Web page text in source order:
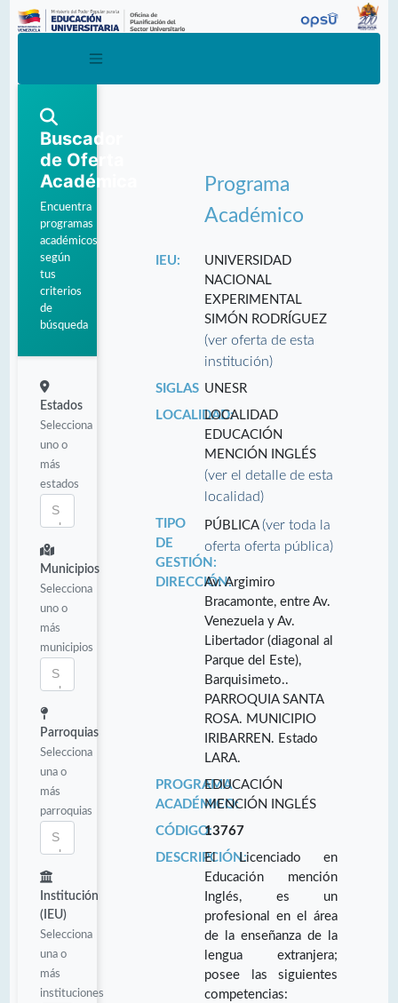
Buscador
de Oferta
Académica
Encuentra
programas
académicos
según
tus
criterios
de
búsqueda
Estados
Selecciona
uno o
más
estados
Municipios
Selecciona
uno o
más
municipios
Parroquias
Selecciona
una o
más
parroquias
Institución
(IEU)
Selecciona
una o
más
instituciones
Programa
Académico
IEU:
UNIVERSIDAD
NACIONAL
EXPERIMENTAL
SIMÓN RODRÍGUEZ
(ver oferta de esta
institución)
SIGLAS UNESR
LOCALIDAD:LOCALIDAD
EDUCACIÓN
MENCIÓN INGLÉS
(ver el detalle de esta
localidad)
TIPO
DE
GESTIÓN:
PÚBLICA(ver toda la
oferta oferta pública)
DIRECCIÓN:Av. Argimiro
Bracamonte, entre Av.
Venezuela y Av.
Libertador (diagonal al
Parque del Este),
Barquisimeto..
PARROQUIA SANTA
ROSA. MUNICIPIO
IRIBARREN. Estado
LARA.
PROGRAMA
ACADÉMICO:
EDUCACIÓN
MENCIÓN INGLÉS
CÓDIGO:13767
DESCRIPCIÓN:El Licenciado en
Educación mención
Inglés, es un
profesional en el área
de la enseñanza de la
lengua extranjera;
posee las siguientes
competencias: